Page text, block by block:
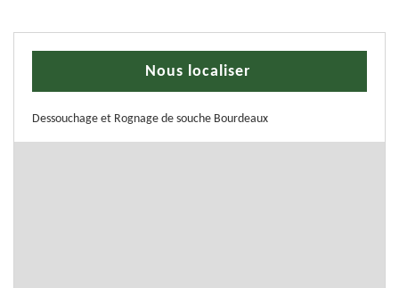
Nous localiser
Dessouchage et Rognage de souche Bourdeaux